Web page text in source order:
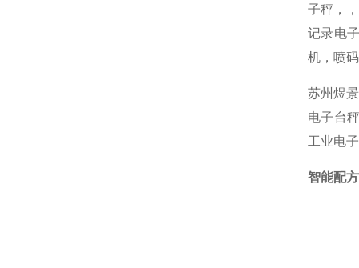
子秤，
记录电
机，喷
苏州煜
电子台
工业电
智能配